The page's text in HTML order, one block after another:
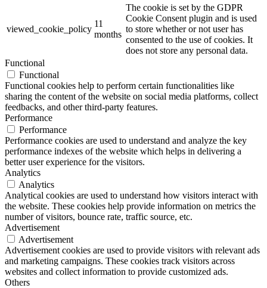
viewed_cookie_policy
11
months
The cookie is set by the GDPR
Cookie Consent plugin and is used
to store whether or not user has
consented to the use of cookies. It
does not store any personal data.
Functional
Functional
Functional cookies help to perform certain functionalities like
sharing the content of the website on social media platforms, collect
feedbacks, and other third-party features.
Performance
Performance
Performance cookies are used to understand and analyze the key
performance indexes of the website which helps in delivering a
better user experience for the visitors.
Analytics
Analytics
Analytical cookies are used to understand how visitors interact with
the website. These cookies help provide information on metrics the
number of visitors, bounce rate, traffic source, etc.
Advertisement
Advertisement
Advertisement cookies are used to provide visitors with relevant ads
and marketing campaigns. These cookies track visitors across
websites and collect information to provide customized ads.
Others